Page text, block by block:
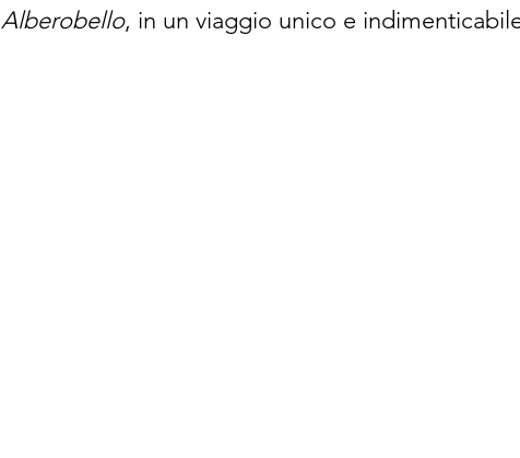
Alberobello, in un viaggio unico e